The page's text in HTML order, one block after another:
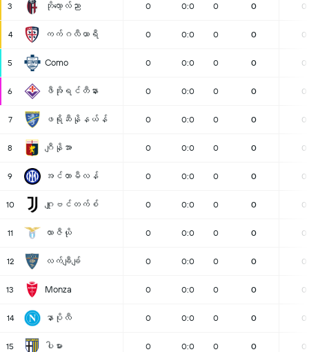
3 ဘိုလော့လ်ညာ 0 0:0 0 0 0
4 ကက်ဂလီယာရီ 0 0:0 0 0 0
5 Como 0 0:0 0 0 0
6 ဖီအိုရင်တီနား 0 0:0 0 0 0
7 ဖရိုဆီနိုနယ်န် 0 0:0 0 0 0
8 ဂျီနိုအာ 0 0:0 0 0 0
9 အင်တာမီလန် 0 0:0 0 0 0
10 ဂျူဗင်တက်စ် 0 0:0 0 0 0
11 လာဇီယို 0 0:0 0 0 0
12 လက်ချီချ် 0 0:0 0 0 0
13 Monza 0 0:0 0 0 0
14 နာပိုလီ 0 0:0 0 0 0
15 ပါမား 0 0:0 0 0 0